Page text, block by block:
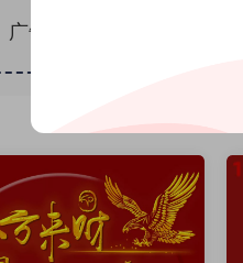
广告位招租